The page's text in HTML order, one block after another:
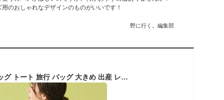
のおしゃれなデザインのものがいいです！
野に行く。編集部
エディータ トートバッグ トート 旅行 バッグ 大きめ 出産 レディース メンズ マザーズバッグ 肩掛け 洗える 軽量 軽い ファスナー付き 通勤 ネオプレン 出張 大容量 トラベル 1泊 2泊 EDITA [edt-007]